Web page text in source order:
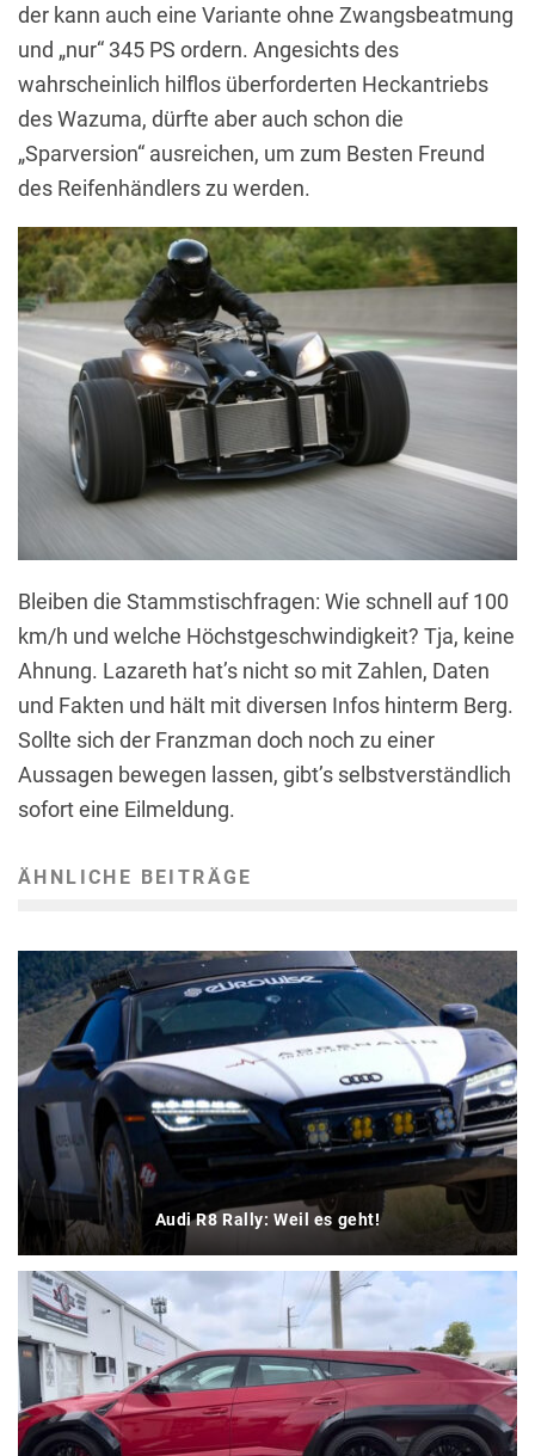
der kann auch eine Variante ohne Zwangsbeatmung
und „nur“ 345 PS ordern. Angesichts des
wahrscheinlich hilflos überforderten Heckantriebs
des Wazuma, dürfte aber auch schon die
„Sparversion“ ausreichen, um zum Besten Freund
des Reifenhändlers zu werden.
Bleiben die Stammstischfragen: Wie schnell auf 100
km/h und welche Höchstgeschwindigkeit? Tja, keine
Ahnung. Lazareth hat’s nicht so mit Zahlen, Daten
und Fakten und hält mit diversen Infos hinterm Berg.
Sollte sich der Franzman doch noch zu einer
Aussagen bewegen lassen, gibt’s selbstverständlich
sofort eine Eilmeldung.
ÄHNLICHE BEITRÄGE
Audi R8 Rally: Weil es geht!